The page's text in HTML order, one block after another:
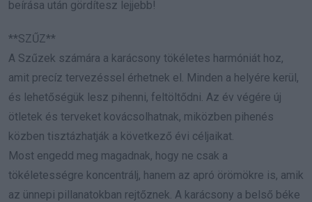
beírása után gördítesz lejjebb!
**SZŰZ**
A Szűzek számára a karácsony tökéletes harmóniát hoz,
amit precíz tervezéssel érhetnek el. Minden a helyére kerül,
és lehetőségük lesz pihenni, feltöltődni. Az év végére új
ötletek és terveket kovácsolhatnak, miközben pihenés
közben tisztázhatják a következő évi céljaikat.
Most engedd meg magadnak, hogy ne csak a
tökéletességre koncentrálj, hanem az apró örömökre is, amik
az ünnepi pillanatokban rejtőznek. A karácsony a belső béke